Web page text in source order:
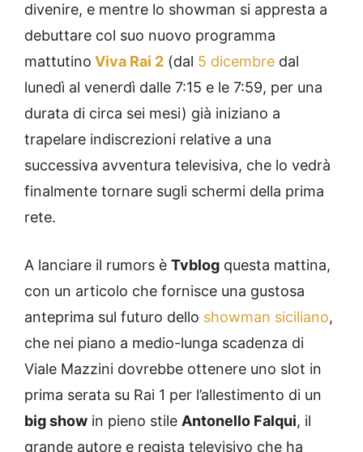
divenire, e mentre lo showman si appresta a
debuttare col suo nuovo programma
mattutino Viva Rai 2 (dal 5 dicembre dal
lunedì al venerdì dalle 7:15 e le 7:59, per una
durata di circa sei mesi) già iniziano a
trapelare indiscrezioni relative a una
successiva avventura televisiva, che lo vedrà
finalmente tornare sugli schermi della prima
rete.
A lanciare il rumors è Tvblog questa mattina,
con un articolo che fornisce una gustosa
anteprima sul futuro dello showman siciliano,
che nei piano a medio-lunga scadenza di
Viale Mazzini dovrebbe ottenere uno slot in
prima serata su Rai 1 per l’allestimento di un
big show in pieno stile Antonello Falqui, il
grande autore e regista televisivo che ha